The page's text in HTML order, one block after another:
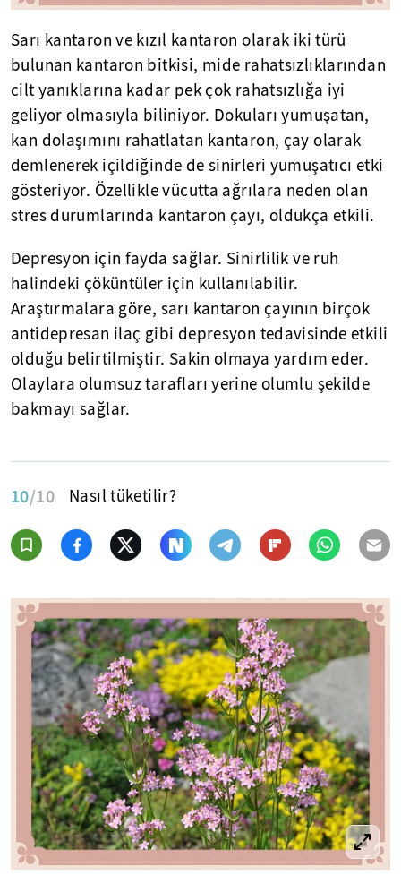
Sarı kantaron ve kızıl kantaron olarak iki türü
bulunan kantaron bitkisi, mide rahatsızlıklarından
cilt yanıklarına kadar pek çok rahatsızlığa iyi
geliyor olmasıyla biliniyor. Dokuları yumuşatan,
kan dolaşımını rahatlatan kantaron, çay olarak
demlenerek içildiğinde de sinirleri yumuşatıcı etki
gösteriyor. Özellikle vücutta ağrılara neden olan
stres durumlarında kantaron çayı, oldukça etkili.
Depresyon için fayda sağlar. Sinirlilik ve ruh
halindeki çöküntüler için kullanılabilir.
Araştırmalara göre, sarı kantaron çayının birçok
antidepresan ilaç gibi depresyon tedavisinde etkili
olduğu belirtilmiştir. Sakin olmaya yardım eder.
Olaylara olumsuz tarafları yerine olumlu şekilde
bakmayı sağlar.
10/10 Nasıl tüketilir?